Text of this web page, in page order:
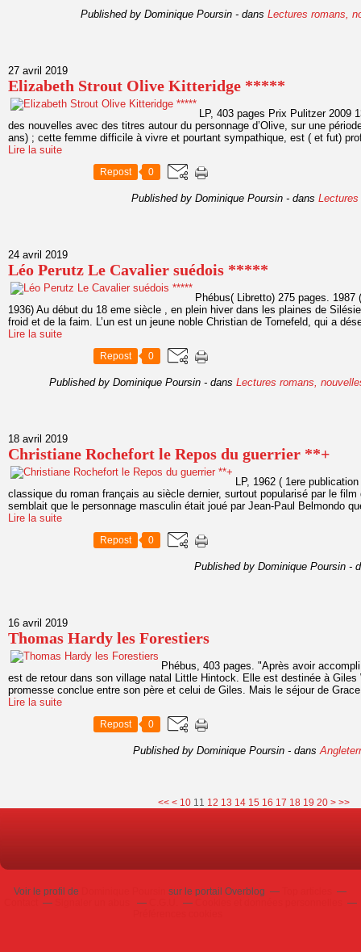
Published by Dominique Poursin - dans Lectures romans,
27 avril 2019
Elizabeth Strout Olive Kitteridge *****
LP, 403 pages Prix Pulitzer 2009
des nouvelles avec des titres autour du personnage d’Olive, sur une
ans) ; cette femme difficile à vivre et pourtant sympathique, est ( et fut)
Lire la suite
Repost 0
Published by Dominique Poursin - dans
24 avril 2019
Léo Perutz Le Cavalier suédois *****
Phébus( Libretto) 275 pages. 1987
1936) Au début du 18 eme siècle , en plein hiver dans les plaines de
froid et de la faim. L’un est un jeune noble Christian de Tornefeld, qui a
Lire la suite
Repost 0
Published by Dominique Poursin - dans Lectures romans,
18 avril 2019
Christiane Rochefort le Repos du guerrier **+
LP, 1962 ( 1ere
classique du roman français au siècle dernier, surtout popularisé par le
semblait que le personnage masculin était joué par Jean-Paul Belmondo
Lire la suite
Repost 0
Published by Dominique Poursin -
16 avril 2019
Thomas Hardy les Forestiers
Phébus, 403 pages. "Après avoir
est de retour dans son village natal Little Hintock. Elle est destinée à Giles
promesse conclue entre son père et celui de Giles. Mais le séjour de
Lire la suite
Repost 0
Published by Dominique Poursin - dans
<< < 10 11 12 13 14 15 16 17 18 19 20 30
40
50
60
70
80
90
100
> >>
Voir le profil de sur le portail Overblog